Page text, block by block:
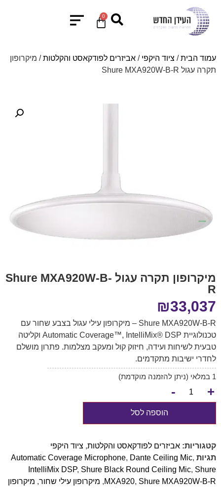
0
עמוד הבית/ ציוד היקפי / אביזרים לפודקאסט והקלטות/ מיקרופון
תקרה עגול Shure MXA920W-B-R
מיקרופון תקרה עגול Shure MXA920W-B-
R
₪33,037
Shure MXA920W-B-R – מיקרופון עילי עגול בצבע שחור עם
טכנולוגיית Automatic Coverage™, IntelliMix® DSP וקליטה
טבעית לשיחות ועידה, חיזוק קול ומעקב מצלמות. פתרון מושלם
לחדרי ישיבות מתקדמים.
1 במלאי (ניתן להזמנה מוקדמת)
+
-
הוספה לסל
קטגוריות: אביזרים לפודקאסט והקלטות, ציוד היקפי
תגיות
Automatic Coverage Microphone, Dante Ceiling Mic,
IntelliMix DSP, Shure Black Round Ceiling Mic, Shure
MXA920, Shure MXA920W-B-R
, מיקרופון עילי שחור, מיקרופון